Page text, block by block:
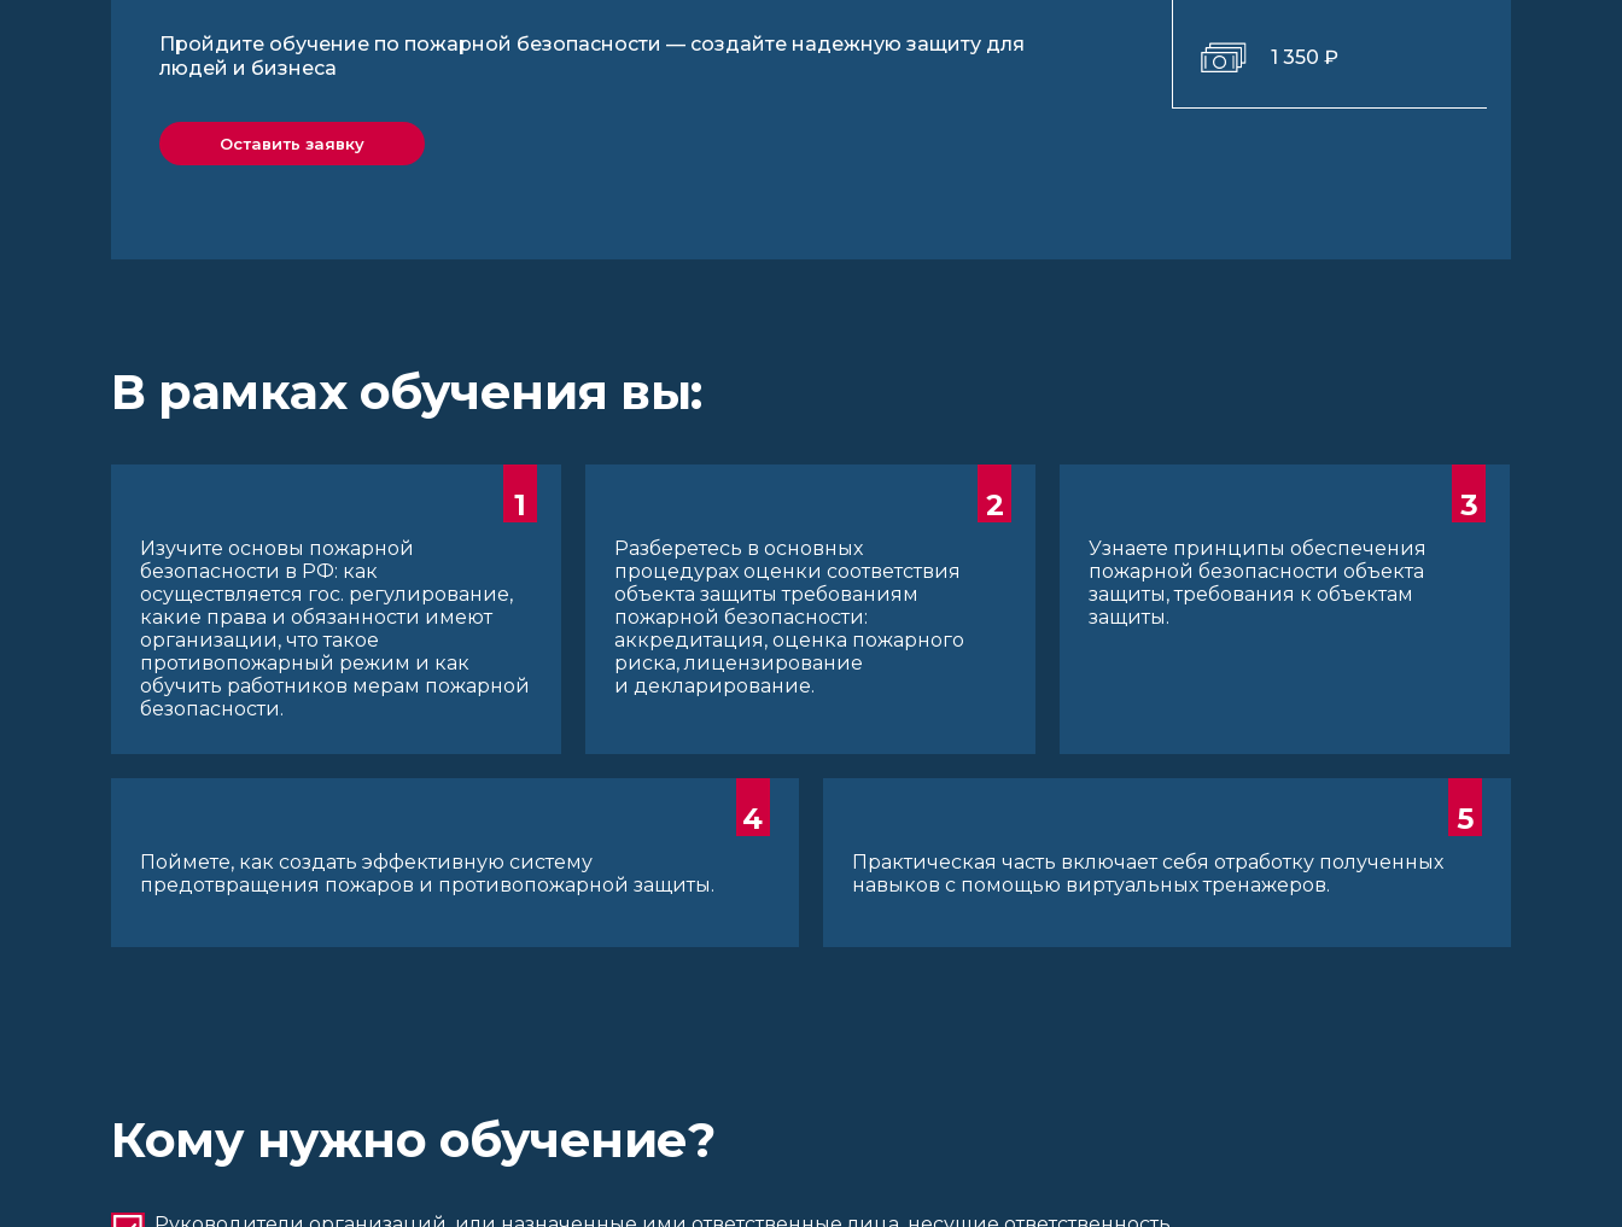
1 350 ₽
Пройдите обучение по пожарной безопасности — создайте надежную защиту для
людей и бизнеса
Оставить заявку
В рамках обучения вы:
Узнаете принципы обеспечения
пожарной безопасности объекта
защиты, требования к объектам
защиты.
3
Изучите основы пожарной
безопасности в РФ: как
осуществляется гос. регулирование,
какие права и обязанности имеют
организации, что такое
противопожарный режим и как
обучить работников мерам пожарной
безопасности.
Разберетесь в основных
процедурах оценки соответствия
объекта защиты требованиям
пожарной безопасности:
аккредитация, оценка пожарного
риска, лицензирование
и декларирование.
2
1
Практическая часть включает себя отработку полученных
навыков с помощью виртуальных тренажеров.
5
Поймете, как создать эффективную систему
предотвращения пожаров и противопожарной защиты.
4
Кому нужно обучение?